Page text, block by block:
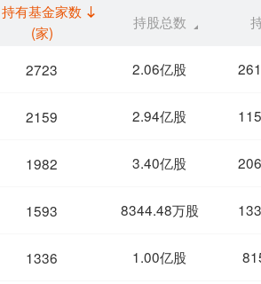
持有基金家数
(家)
持股总数
2723 2.06亿股
2159 2.94亿股
1982 3.40亿股
1593 8344.48万股
1336 1.00亿股